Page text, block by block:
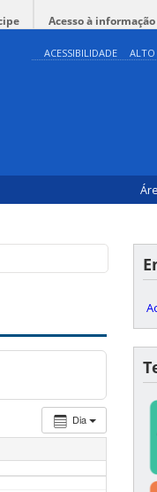
Acesso à informação
ACESSIBILIDADE ALTO
Dia